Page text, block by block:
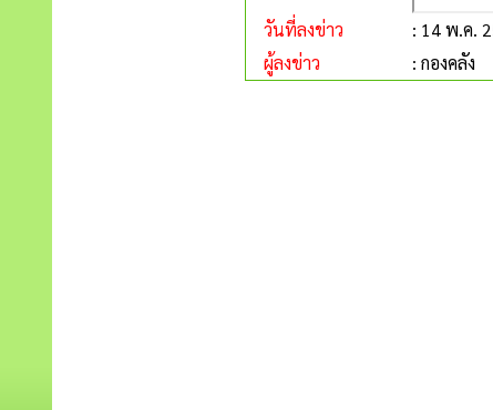
วันที่ลงข่าว
: 14 พ.ค.
ผู้ลงข่าว
: กองคลัง